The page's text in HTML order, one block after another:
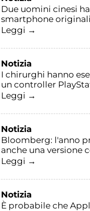
Due uomini cinesi
smartphone originali
Leggi →
Notizia
I chirurghi hanno
un controller
Leggi →
Notizia
Bloomberg: l'anno
anche una versione
Leggi →
Notizia
È probabile che